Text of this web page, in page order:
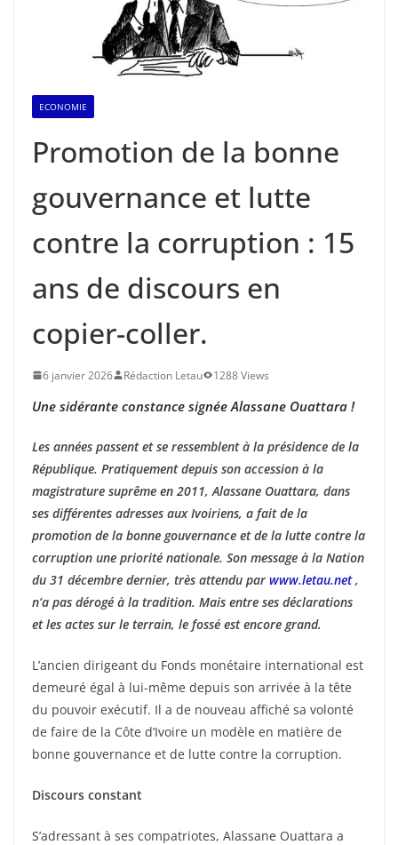
ECONOMIE
Promotion de la bonne
gouvernance et lutte
contre la corruption : 15
ans de discours en
copier-coller.
6 janvier 2026 Rédaction Letau 1288 Views
Une sidérante constance signée Alassane Ouattara !
Les années passent et se ressemblent à la présidence de la
République. Pratiquement depuis son accession à la
magistrature suprême en 2011, Alassane Ouattara, dans
ses différentes adresses aux Ivoiriens, a fait de la
promotion de la bonne gouvernance et de la lutte contre la
corruption une priorité nationale. Son message à la Nation
du 31 décembre dernier, très attendu par www.letau.net,
n’a pas dérogé à la tradition. Mais entre ses déclarations
et les actes sur le terrain, le fossé est encore grand.
L’ancien dirigeant du Fonds monétaire international est
demeuré égal à lui-même depuis son arrivée à la tête
du pouvoir exécutif. Il a de nouveau affiché sa volonté
de faire de la Côte d’Ivoire un modèle en matière de
bonne gouvernance et de lutte contre la corruption.
Discours constant
S’adressant à ses compatriotes, Alassane Ouattara a